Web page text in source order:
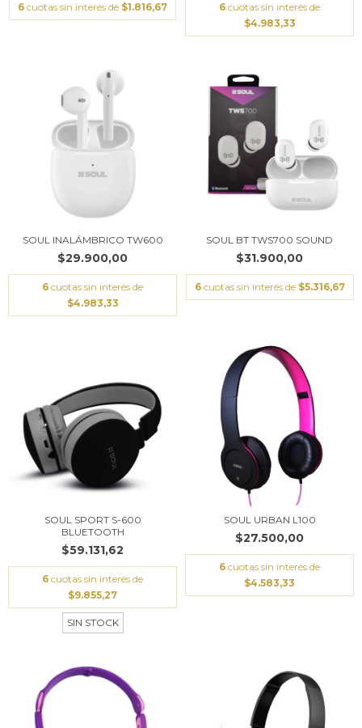
6 cuotas sin interés de $1.816,67 6 cuotas sin interés de
$4.983,33
SOUL INALÁMBRICO TW600
$29.900,00
6 cuotas sin interés de
$4.983,33
SOUL BT TWS700 SOUND
$31.900,00
6 cuotas sin interés de $5.316,67
SOUL SPORT S-600
BLUETOOTH
$59.131,62
6 cuotas sin interés de
$9.855,27
SIN STOCK
SOUL URBAN L100
$27.500,00
6 cuotas sin interés de
$4.583,33